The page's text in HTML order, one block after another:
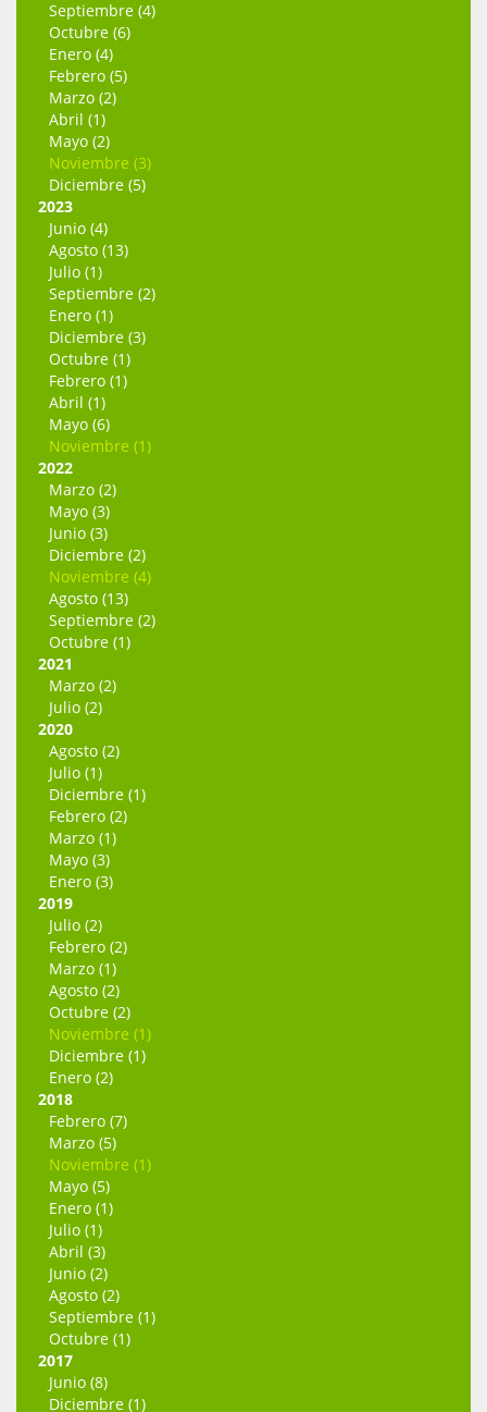
Septiembre (4)
Octubre (6)
Enero (4)
Febrero (5)
Marzo (2)
Abril (1)
Mayo (2)
Noviembre (3)
Diciembre (5)
2023
Junio (4)
Agosto (13)
Julio (1)
Septiembre (2)
Enero (1)
Diciembre (3)
Octubre (1)
Febrero (1)
Abril (1)
Mayo (6)
Noviembre (1)
2022
Marzo (2)
Mayo (3)
Junio (3)
Diciembre (2)
Noviembre (4)
Agosto (13)
Septiembre (2)
Octubre (1)
2021
Marzo (2)
Julio (2)
2020
Agosto (2)
Julio (1)
Diciembre (1)
Febrero (2)
Marzo (1)
Mayo (3)
Enero (3)
2019
Julio (2)
Febrero (2)
Marzo (1)
Agosto (2)
Octubre (2)
Noviembre (1)
Diciembre (1)
Enero (2)
2018
Febrero (7)
Marzo (5)
Noviembre (1)
Mayo (5)
Enero (1)
Julio (1)
Abril (3)
Junio (2)
Agosto (2)
Septiembre (1)
Octubre (1)
2017
Junio (8)
Diciembre (1)